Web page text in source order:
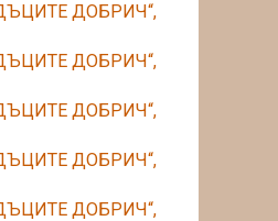
ДОБРИЧ“,
ДОБРИЧ“,
ДОБРИЧ“,
ДОБРИЧ“,
ДОБРИЧ“,